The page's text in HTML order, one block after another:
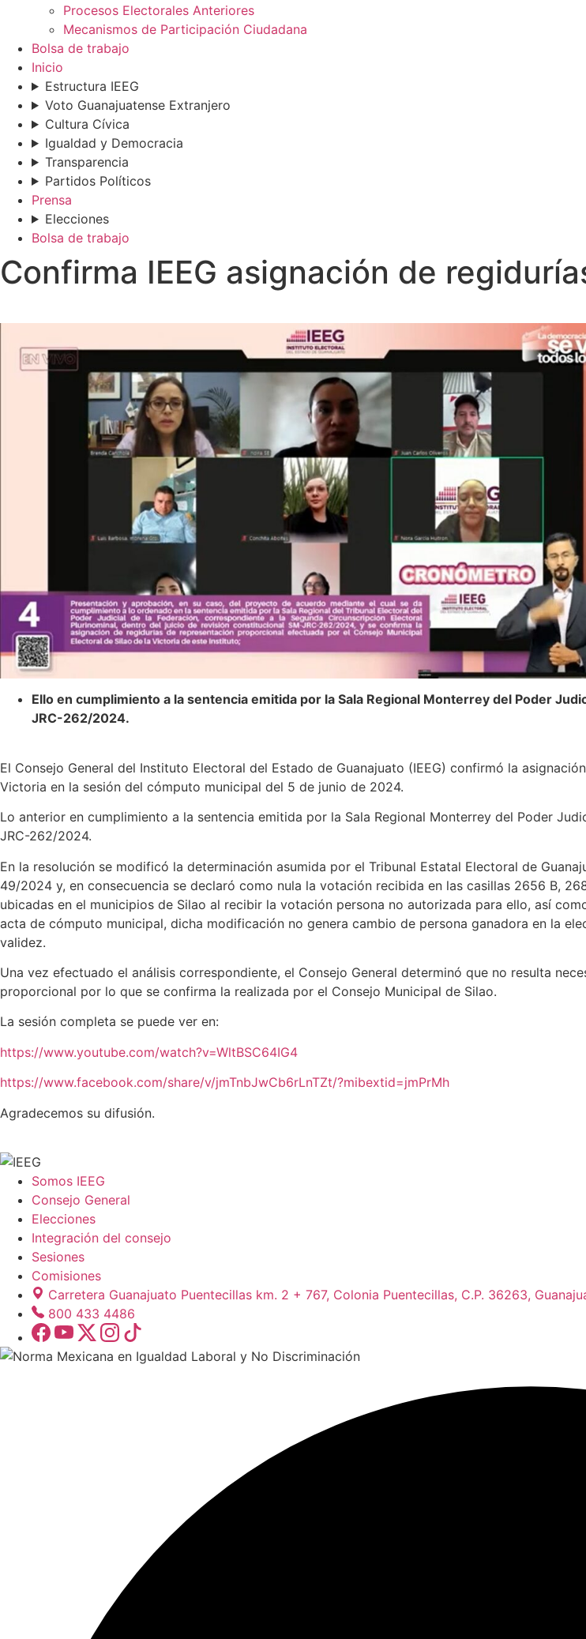
Procesos Electorales Anteriores
Mecanismos de Participación Ciudadana
Bolsa de trabajo
Inicio
Estructura IEEG
Voto Guanajuatense Extranjero
Cultura Cívica
Igualdad y Democracia
Transparencia
Partidos Políticos
Prensa
Elecciones
Bolsa de trabajo
Confirma IEEG asignación de
Ello en cumplimiento a la sentencia emitida por la Sala Regional Monterrey del Poder
JRC-262/2024.
El Consejo General del Instituto Electoral del Estado de Guanajuato (IEEG) confirmó la
Victoria en la sesión del cómputo municipal del 5 de junio de 2024.
Lo anterior en cumplimiento a la sentencia emitida por la Sala Regional Monterrey del Poder
JRC-262/2024.
En la resolución se modificó la determinación asumida por el Tribunal Estatal Electoral de
49/2024 y, en consecuencia se declaró como nula la votación recibida en las casillas 2656 B,
ubicadas en el municipios de Silao al recibir la votación persona no autorizada para ello, así
acta de cómputo municipal, dicha modificación no genera cambio de persona ganadora en la
validez.
Una vez efectuado el análisis correspondiente, el Consejo General determinó que no resulta
proporcional por lo que se confirma la realizada por el Consejo Municipal de Silao.
La sesión completa se puede ver en:
https://www.youtube.com/watch?v=WltBSC64IG4
https://www.facebook.com/share/v/jmTnbJwCb6rLnTZt/?mibextid=jmPrMh
Agradecemos su difusión.
Somos IEEG
Consejo General
Elecciones
Integración del consejo
Sesiones
Comisiones
Carretera Guanajuato Puentecillas km. 2 + 767, Colonia Puentecillas, C.P. 36263,
800 433 4486